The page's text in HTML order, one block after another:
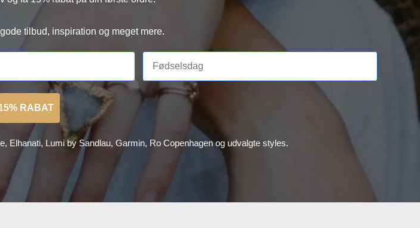
tilbud, inspiration og meget mere.
RABAT
Lumi by Sandlau, Garmin, Ro Copenhagen og udvalgte styles.